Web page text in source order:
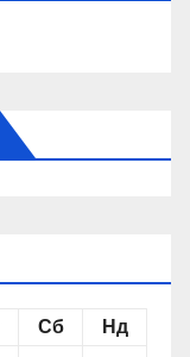
Сб Нд